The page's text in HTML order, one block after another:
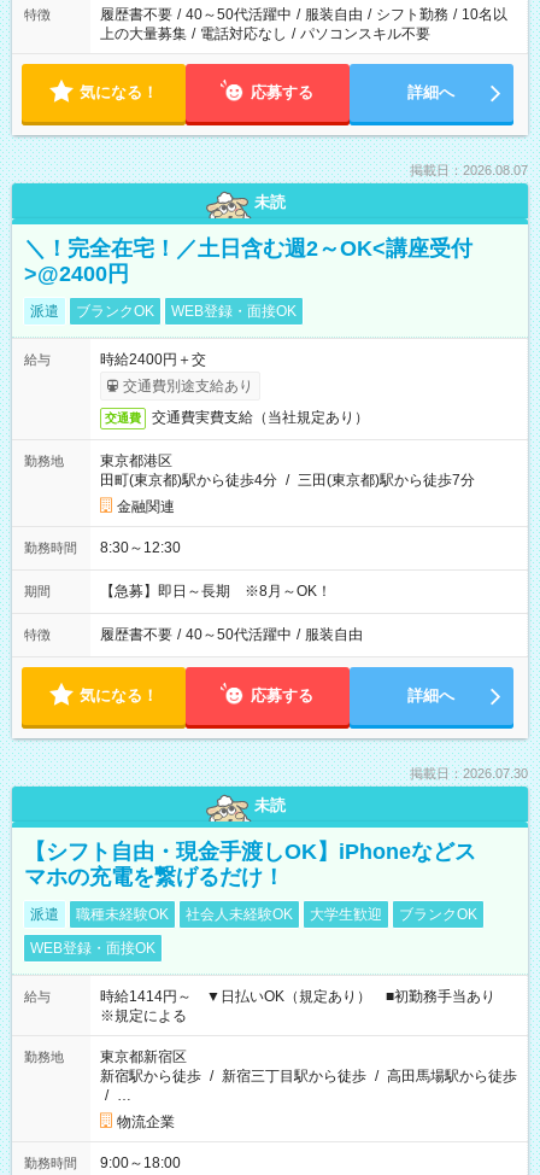
特徴 履歴書不要 / 40～50代活躍中 / 服装自由 / シフト勤務 / 10名以
上の大量募集 / 電話対応なし / パソコンスキル不要
気になる！ 応募する 詳細へ
掲載日：2026.08.07
未読
＼！完全在宅！／土日含む週2～OK<講座受付
>@2400円
派遣 ブランクOK WEB登録・面接OK
給与
時給2400円＋交
交通費別途支給あり
交通費 交通費実費支給（当社規定あり）
勤務地
東京都港区
田町(東京都)駅から徒歩4分 / 三田(東京都)駅から徒歩7分
金融関連
勤務時間 8:30～12:30
期間 【急募】即日～長期 ※8月～OK！
特徴 履歴書不要 / 40～50代活躍中 / 服装自由
気になる！ 応募する 詳細へ
掲載日：2026.07.30
未読
【シフト自由・現金手渡しOK】iPhoneなどス
マホの充電を繋げるだけ！
派遣 職種未経験OK 社会人未経験OK 大学生歓迎
ブランクOK
WEB登録・面接OK
給与
時給1414円～ ▼日払いOK（規定あり） ■初勤務手当あり
※規定による
勤務地
東京都新宿区
新宿駅から徒歩 / 新宿三丁目駅から徒歩 / 高田馬場駅から徒歩
/ …
物流企業
勤務時間 9:00～18:00